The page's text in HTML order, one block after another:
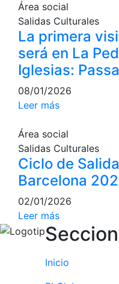
Área social
Salidas Culturales
La primera
será en La
Iglesias:
08/01/2026
Leer más
Área social
Salidas Culturales
Ciclo de
Barcelona
02/01/2026
Leer más
Inicio